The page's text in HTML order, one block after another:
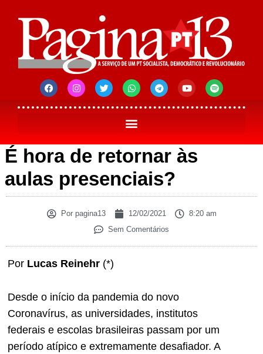
É hora de retornar às
aulas presenciais?
Porpagina13 12/02/2021
8:20 am
Sem Comentários
Por Lucas Reinehr (*)
Desde o início da pandemia do novo
Coronavírus, as universidades, institutos
federais e escolas brasileiras passam por um
período atípico e extremamente desafiador. A